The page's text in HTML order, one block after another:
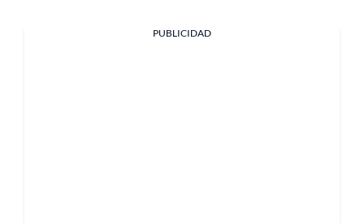
PUBLICIDAD